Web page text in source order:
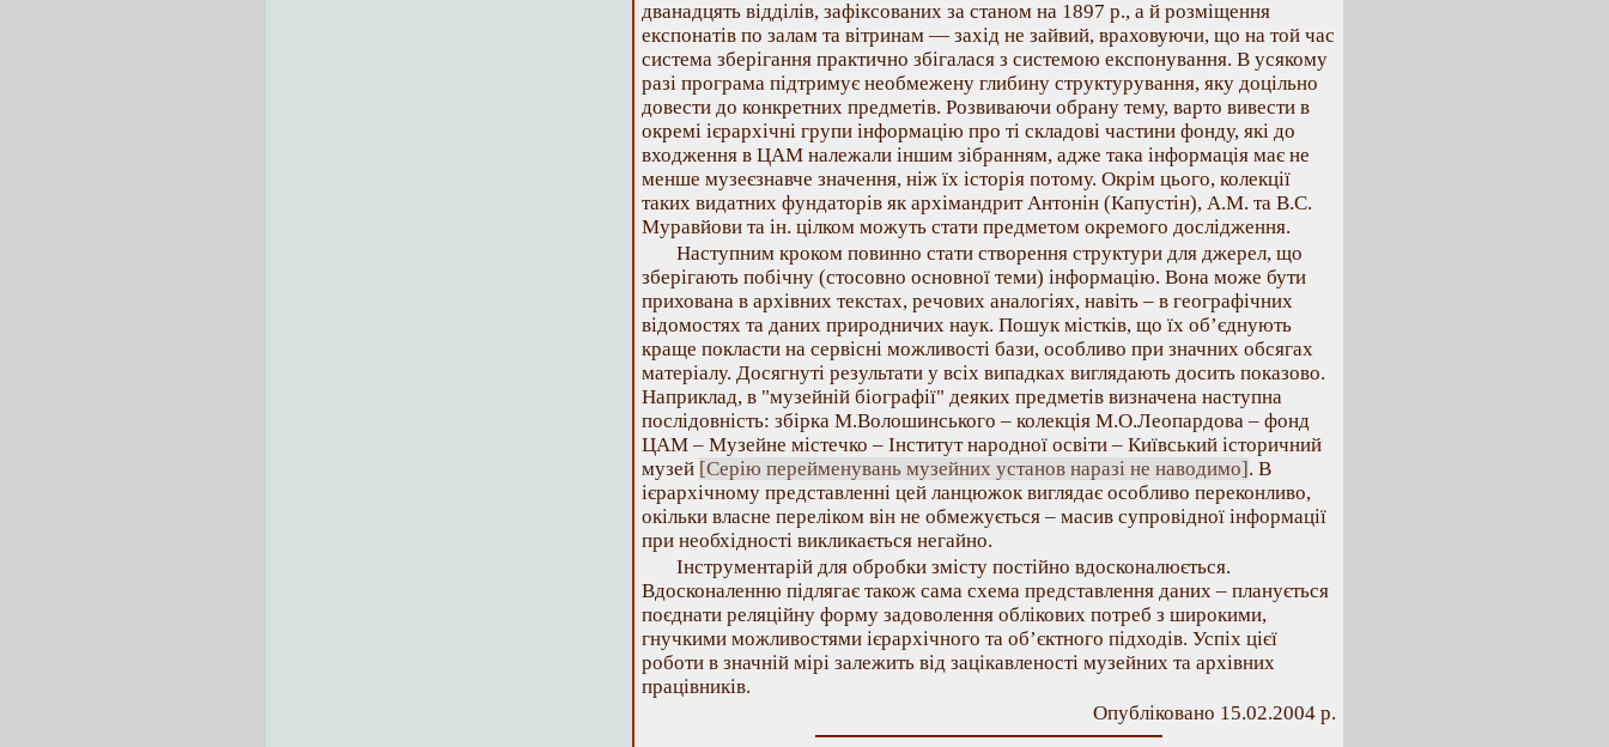
дванадцять відділів, зафіксованих за станом на 1897 р., а й розміщення
експонатів по залам та вітринам — захід не зайвий, враховуючи, що на той час
система зберігання практично збігалася з системою експонування. В усякому
разі програма підтримує необмежену глибину структурування, яку доцільно
довести до конкретних предметів. Розвиваючи обрану тему, варто вивести в
окремі ієрархічні групи інформацію про ті складові частини фонду, які до
входження в ЦАМ належали іншим зібранням, адже така інформація має не
менше музеєзнавче значення, ніж їх історія потому. Окрім цього, колекції
таких видатних фундаторів як архімандрит Антонін (Капустін), А.М. та В.С.
Муравйови та ін. цілком можуть стати предметом окремого дослідження.
Наступним кроком повинно стати створення структури для джерел, що
зберігають побічну (стосовно основної теми) інформацію. Вона може бути
прихована в архівних текстах, речових аналогіях, навіть – в географічних
відомостях та даних природничих наук. Пошук містків, що їх об’єднують
краще покласти на сервісні можливості бази, особливо при значних обсягах
матеріалу. Досягнуті результати у всіх випадках виглядають досить показово.
Наприклад, в "музейній біографії" деяких предметів визначена наступна
послідовність: збірка М.Волошинського – колекція М.О.Леопардова – фонд
ЦАМ – Музейне містечко – Інститут народної освіти – Київський історичний
музей [Серію перейменувань музейних установ наразі не наводимо]. В
ієрархічному представленні цей ланцюжок виглядає особливо переконливо,
окільки власне переліком він не обмежується – масив супровідної інформації
при необхідності викликається негайно.
Інструментарій для обробки змісту постійно вдосконалюється.
Вдосконаленню підлягає також сама схема представлення даних – планується
поєднати реляційну форму задоволення облікових потреб з широкими,
гнучкими можливостями ієрархічного та об’єктного підходів. Успіх цієї
роботи в значній мірі залежить від зацікавленості музейних та архівних
працівників.
Опубліковано 15.02.2004 р.